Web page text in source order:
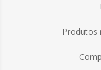
Produtos